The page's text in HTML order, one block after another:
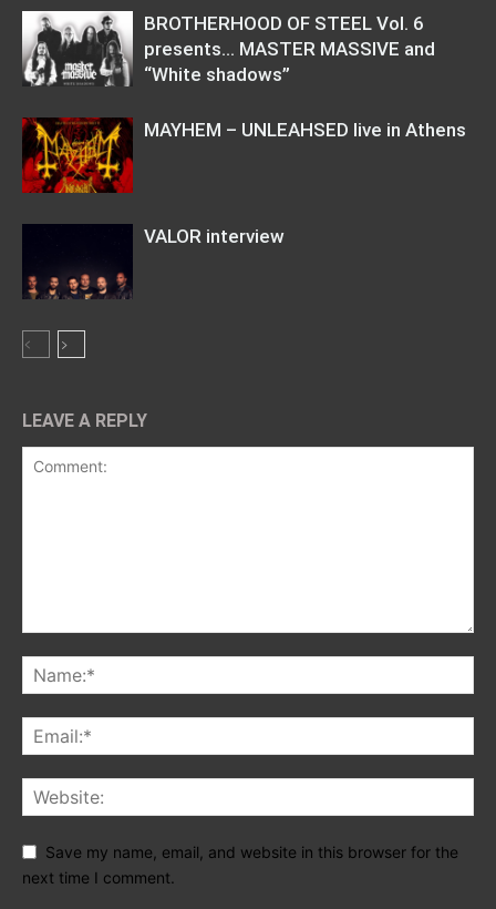
BROTHERHOOD OF STEEL Vol. 6
presents… MASTER MASSIVE and
“White shadows”
MAYHEM – UNLEAHSED live in Athens
VALOR interview
LEAVE A REPLY
Save my name, email, and website in this browser for the
next time I comment.